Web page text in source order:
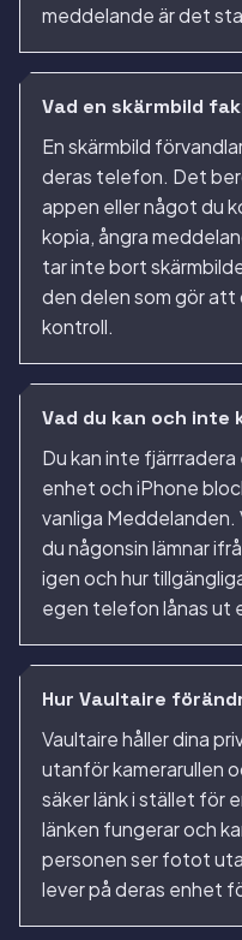
meddelande är det
Vad en skärmbild
En skärmbild
deras telefon. Det
appen eller något du
kopia, ångra
tar inte bort
den delen som gör att
kontroll.
Vad du kan och inte
Du kan inte
enhet och iPhone
vanliga Meddelanden.
du någonsin lämnar
igen och hur
egen telefon lånas ut
Hur Vaultaire
Vaultaire håller dina
utanför kamerarullen
säker länk i stället för
länken fungerar och
personen ser fotot
lever på deras enhet